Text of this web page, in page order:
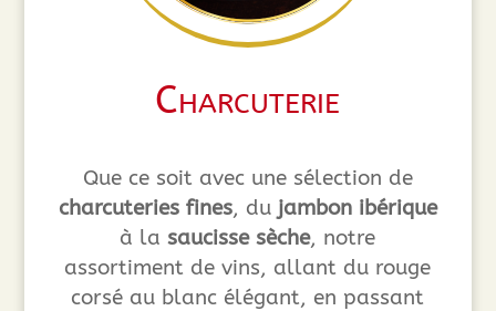
Charcuterie
Que ce soit avec une sélection de
charcuteries fines, du jambon ibérique
à lasaucisse sèche, notre
assortiment de vins, allant du rouge
corsé au blanc élégant, en passant